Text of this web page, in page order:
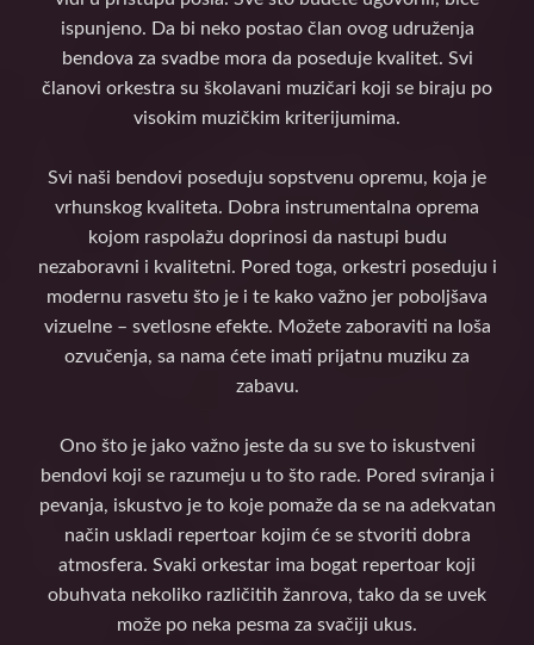
ispunjeno. Da bi neko postao član ovog udruženja
bendova za svadbe mora da poseduje kvalitet. Svi
članovi orkestra su školavani muzičari koji se biraju po
visokim muzičkim kriterijumima.
Svi naši bendovi poseduju sopstvenu opremu, koja je
vrhunskog kvaliteta. Dobra instrumentalna oprema
kojom raspolažu doprinosi da nastupi budu
nezaboravni i kvalitetni. Pored toga, orkestri poseduju i
modernu rasvetu što je i te kako važno jer poboljšava
vizuelne – svetlosne efekte. Možete zaboraviti na loša
ozvučenja, sa nama ćete imati prijatnu muziku za
zabavu.
Ono što je jako važno jeste da su sve to iskustveni
bendovi koji se razumeju u to što rade. Pored sviranja i
pevanja, iskustvo je to koje pomaže da se na adekvatan
način uskladi repertoar kojim će se stvoriti dobra
atmosfera. Svaki orkestar ima bogat repertoar koji
obuhvata nekoliko različitih žanrova, tako da se uvek
može po neka pesma za svačiji ukus.